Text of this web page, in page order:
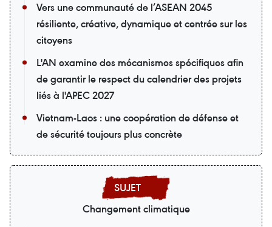
Vers une communauté de l’ASEAN 2045
résiliente, créative, dynamique et centrée sur les
citoyens
L'AN examine des mécanismes spécifiques afin
de garantir le respect du calendrier des projets
liés à l'APEC 2027
Vietnam-Laos : une coopération de défense et
de sécurité toujours plus concrète
Changement climatique